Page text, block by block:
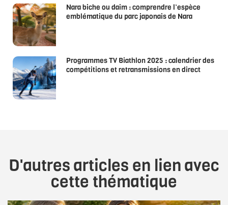
Nara biche ou daim : comprendre l’espèce
emblématique du parc japonais de Nara
Programmes TV Biathlon 2025 : calendrier des
compétitions et retransmissions en direct
D'autres articles en lien avec
cette thématique